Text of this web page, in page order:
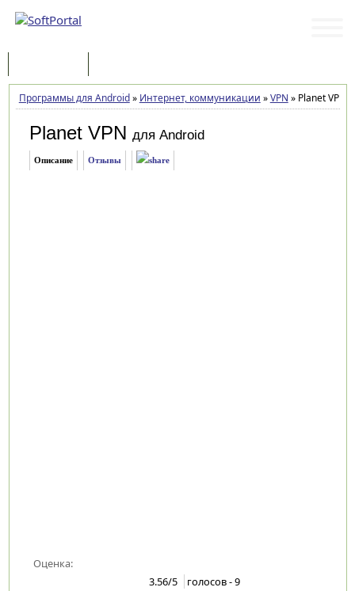
Программы для Android» Интернет, коммуникации »VPN »Planet VPN
Planet VPN для Android
Описание Отзывы
Оценка:
3.56/5 голосов -9